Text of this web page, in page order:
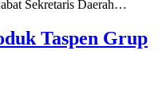
Sekretaris Daerah…
Taspen Grup